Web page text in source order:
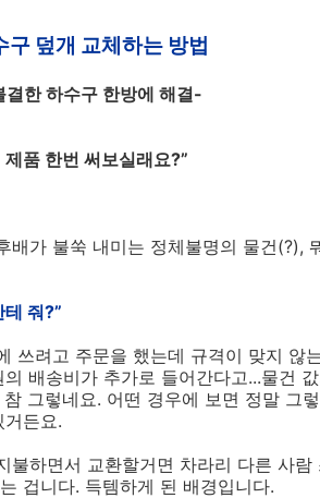
구 덮개 교체하는 방법
결한 하수구 한방에 해결-
품 한번 써보실래요?”
배가 불쑥 내미는 정체불명의 물건(?),
줘?”
쓰려고 주문을 했는데 규격이 맞지 않
배송비가 추가로 들어간다고...물건
그렇네요. 어떤 경우에 보면 정말 그
든요.
불하면서 교환할거면 차라리 다른 사
겁니다. 득템하게 된 배경입니다.